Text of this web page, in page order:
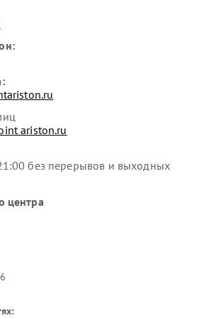
ariston.ru
без перерывов и выходных
центра